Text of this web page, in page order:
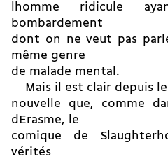
lhomme ridicule
bombardement
dont on ne veut pas
même genre
de malade mental.
Mais il est clair depuis
nouvelle que, comme
dErasme, le
comique de
vérités